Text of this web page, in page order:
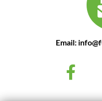
Email: